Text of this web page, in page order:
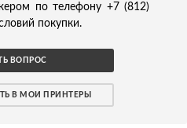
по телефону +7 (812)
покупки.
ВОПРОС
В МОИ ПРИНТЕРЫ